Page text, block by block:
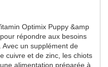
Optimix Puppy &amp
répondre aux besoins
un supplément de
cuivre et de zinc, les chiots
alimentation préparée à